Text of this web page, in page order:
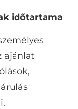
időtartama
ajánlat